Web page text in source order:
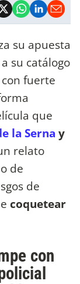
su apuesta
su catálogo
fuerte
que
la Serna y
relato
de
de
coquetear
con